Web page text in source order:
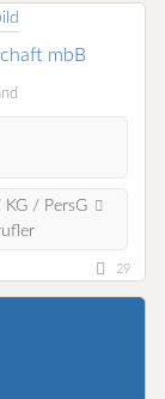
mbB
/ PersG
29